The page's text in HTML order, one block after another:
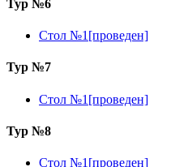
Тур №6
Стол №1[проведен]
Тур №7
Стол №1[проведен]
Тур №8
Стол №1[проведен]